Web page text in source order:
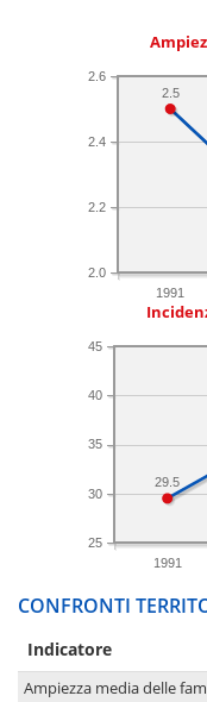
1991
2.0
2.2
2.4
2.6
2.5
1991
25
30
35
40
45
29.5
CONFRONTI
Indicatore
Ampiezza media delle